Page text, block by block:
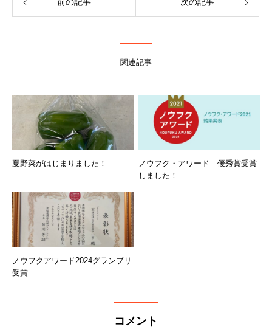
関連記事
夏野菜がはじまりました！
ノウフク・アワード 優秀賞受賞
しました！
ノウフクアワード2024グランプリ
受賞
コメント